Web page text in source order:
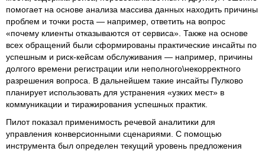
помогает на основе анализа массива данных находить причины
проблем и точки роста — например, ответить на вопрос
«почему клиенты отказываются от сервиса». Также на основе
всех обращений были сформированы практические инсайты по
успешным и риск-кейсам обслуживания — например, причины
долгого времени регистрации или неполного\некорректного
разрешения вопроса. В дальнейшем такие инсайты Пулково
планирует использовать для устранения «узких мест» в
коммуникации и тиражирования успешных практик.
Пилот показал применимость речевой аналитики для
управления конверсионными сценариями. С помощью
инструмента был определен текущий уровень предложения